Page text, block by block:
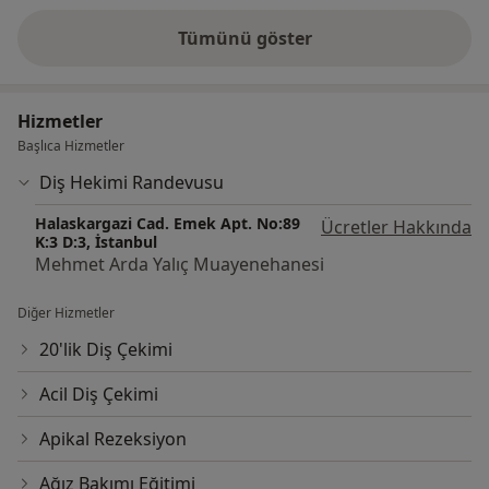
sürecinde olumlu etkisi olduğunu düşünen Mehmet
Tümünü gösterdeneyim hakkında
Hizmetler
Başlıca Hizmetler
Diş Hekimi Randevusu
Halaskargazi Cad. Emek Apt. No:89
K:3 D:3, İstanbul
Ücretler Hakkında
Mehmet Arda Yalıç Muayenehanesi
Diğer Hizmetler
20'lik Diş Çekimi
Acil Diş Çekimi
Apikal Rezeksiyon
Ağız Bakımı Eğitimi